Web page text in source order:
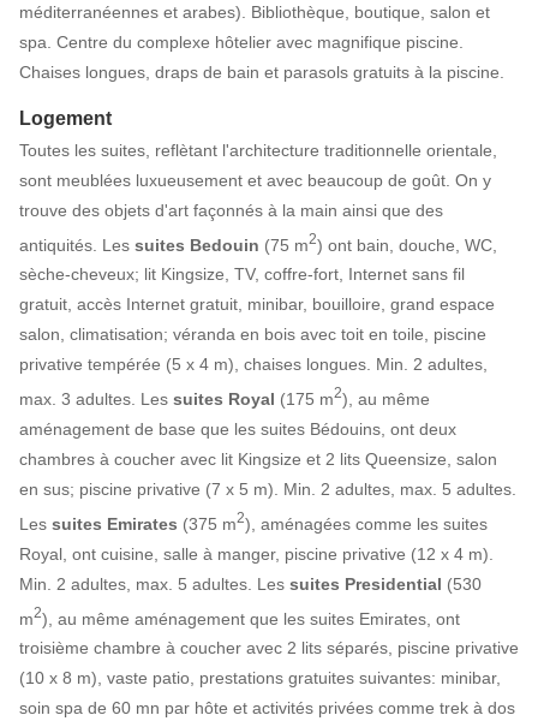
méditerranéennes et arabes). Bibliothèque, boutique, salon et
spa. Centre du complexe hôtelier avec magnifique piscine.
Chaises longues, draps de bain et parasols gratuits à la piscine.
Logement
Toutes les suites, reflètant l'architecture traditionnelle orientale,
sont meublées luxueusement et avec beaucoup de goût. On y
trouve des objets d'art façonnés à la main ainsi que des
antiquités. Les suites Bedouin (75 m2) ont bain, douche, WC,
sèche-cheveux; lit Kingsize, TV, coffre-fort, Internet sans fil
gratuit, accès Internet gratuit, minibar, bouilloire, grand espace
salon, climatisation; véranda en bois avec toit en toile, piscine
privative tempérée (5 x 4 m), chaises longues. Min. 2 adultes,
max. 3 adultes. Les suites Royal (175 m2), au même
aménagement de base que les suites Bédouins, ont deux
chambres à coucher avec lit Kingsize et 2 lits Queensize, salon
en sus; piscine privative (7 x 5 m). Min. 2 adultes, max. 5 adultes.
Les suites Emirates (375 m2), aménagées comme les suites
Royal, ont cuisine, salle à manger, piscine privative (12 x 4 m).
Min. 2 adultes, max. 5 adultes. Les suites Presidential (530
m2), au même aménagement que les suites Emirates, ont
troisième chambre à coucher avec 2 lits séparés, piscine privative
(10 x 8 m), vaste patio, prestations gratuites suivantes: minibar,
soin spa de 60 mn par hôte et activités privées comme trek à dos